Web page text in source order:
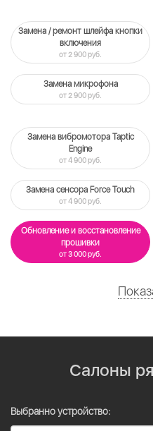
Замена / ремонт шлейфа кнопки
включения
от 2 900 руб.
Замена микрофона
от 2 900 руб.
Замена вибромотора Taptic
Engine
от 4 900 руб.
Замена сенсора Force Touch
от 4 900 руб.
Обновление и восстановление
прошивки
от 3 000 руб.
Салоны
Выбранно устройство: